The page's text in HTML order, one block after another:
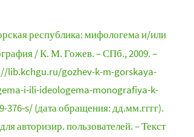
республика: мифологема и/или
/ К. М. Гожев. – СПб., 2009. –
lib.kchgu.ru/gozhev-k-m-gorskaya-
i-ili-ideologema-monografiya-k-
376-s/ (дата обращения: дд.мм.гггг).
авторизир. пользователей. – Текст